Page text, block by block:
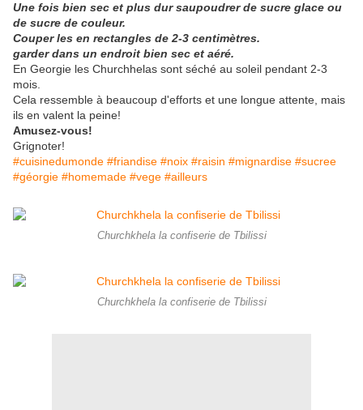
Une fois bien sec et plus dur saupoudrer de sucre glace ou
de sucre de couleur.
Couper les en rectangles de 2-3 centimètres.
garder dans un endroit bien sec et aéré.
En Georgie les Churchhelas sont séché au soleil pendant 2-3
mois.
Cela ressemble à beaucoup d'efforts et une longue attente, mais
ils en valent la peine!
Amusez-vous!
Grignoter!
#cuisinedumonde #friandise #noix #raisin #mignardise #sucree
#géorgie #homemade #vege #ailleurs
Churchkhela la confiserie de Tbilissi
Churchkhela la confiserie de Tbilissi